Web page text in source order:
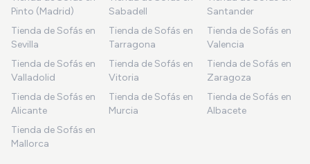
Pinto (Madrid)
Sabadell
Santander
Tienda de Sofás en
Sevilla
Tienda de Sofás en
Tarragona
Tienda de Sofás en
Valencia
Tienda de Sofás en
Valladolid
Tienda de Sofás en
Vitoria
Tienda de Sofás en
Zaragoza
Tienda de Sofás en
Alicante
Tienda de Sofás en
Murcia
Tienda de Sofás en
Albacete
Tienda de Sofás en
Mallorca